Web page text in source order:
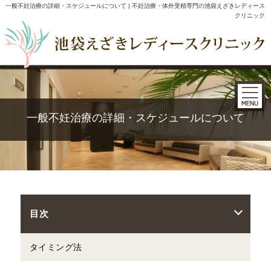
一般不妊治療の詳細・スケジュールについて | 不妊治療・体外受精専門の池袋えざきレディース
クリニック
一般不妊治療の詳細・スケジュールについて
目次
タイミング法